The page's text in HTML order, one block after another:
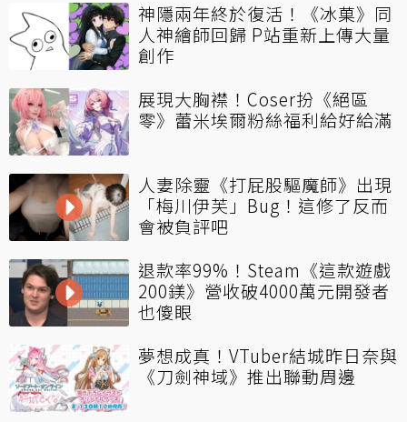
神隱兩年終於復活！《冰菓》同
人神繪師回歸 P站重新上傳大量
創作
展現大胸襟！Coser扮《絕區
零》蕾米埃爾粉絲福利給好給滿
人妻除靈《打屁股驅魔師》出現
「梅川伊芙」Bug！這修了反而
會被負評吧
退款率99%！Steam《這款遊戲
200鎂》營收破4000萬元開發者
也傻眼
夢想成真！VTuber結城昨日奈與
《刀劍神域》推出聯動周邊